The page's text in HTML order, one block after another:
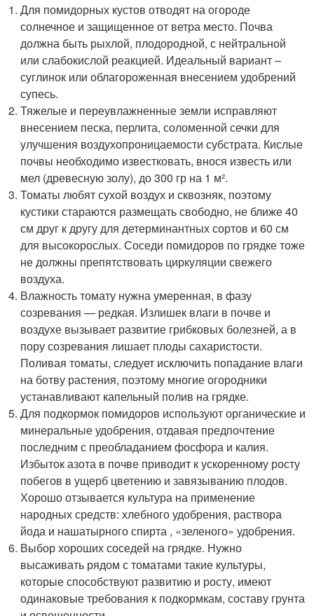
Для помидорных кустов отводят на огороде
солнечное и защищенное от ветра место. Почва
должна быть рыхлой, плодородной, с нейтральной
или слабокислой реакцией. Идеальный вариант –
суглинок или облагороженная внесением удобрений
супесь.
Тяжелые и переувлажненные земли исправляют
внесением песка, перлита, соломенной сечки для
улучшения воздухопроницаемости субстрата. Кислые
почвы необходимо известковать, внося известь или
мел (древесную золу), до 300 гр на 1 м².
Томаты любят сухой воздух и сквозняк, поэтому
кустики стараются размещать свободно, не ближе 40
см друг к другу для детерминантных сортов и 60 см
для высокорослых. Соседи помидоров по грядке тоже
не должны препятствовать циркуляции свежего
воздуха.
Влажность томату нужна умеренная, в фазу
созревания — редкая. Излишек влаги в почве и
воздухе вызывает развитие грибковых болезней, а в
пору созревания лишает плоды сахаристости.
Поливая томаты, следует исключить попадание влаги
на ботву растения, поэтому многие огородники
устанавливают капельный полив на грядке.
Для подкормок помидоров используют органические и
минеральные удобрения, отдавая предпочтение
последним с преобладанием фосфора и калия.
Избыток азота в почве приводит к ускоренному росту
побегов в ущерб цветению и завязыванию плодов.
Хорошо отзывается культура на применение
народных средств: хлебного удобрения, раствора
йода и нашатырного спирта , «зеленого» удобрения.
Выбор хороших соседей на грядке. Нужно
высаживать рядом с томатами такие культуры,
которые способствуют развитию и росту, имеют
одинаковые требования к подкормкам, составу грунта